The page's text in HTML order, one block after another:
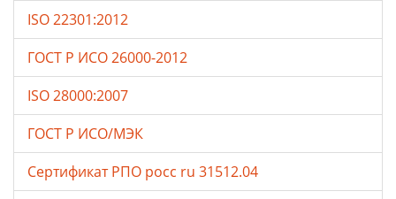
ISO 22301:2012
ГОСТ Р ИСО 26000-2012
ISO 28000:2007
ГОСТ Р ИСО/МЭК
Сертификат РПО росс ru 31512.04